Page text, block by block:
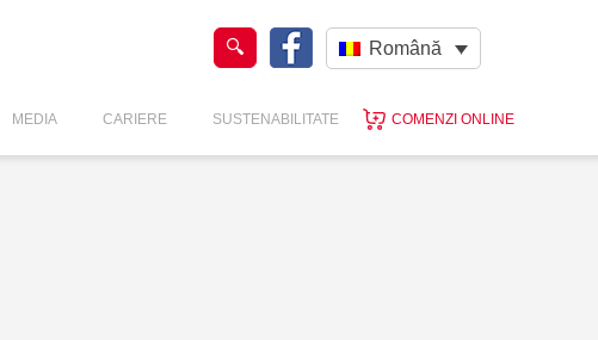
Română
MEDIA CARIERE SUSTENABILITATE COMENZI ONLINE